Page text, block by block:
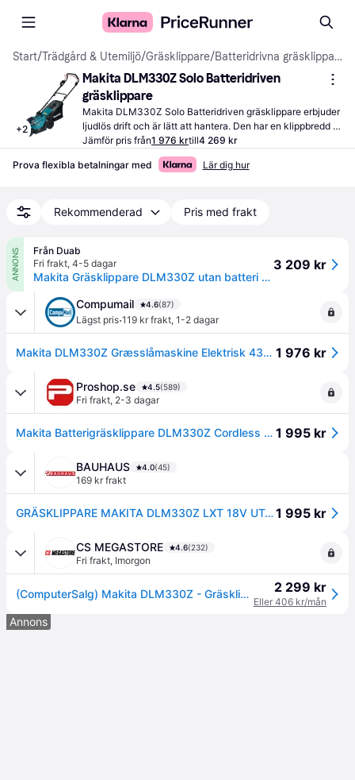
Start/Trädgård & Utemiljö/Gräsklippare/ Batteridrivna gräsklippare
+2
Makita DLM330Z Solo Batteridriven
gräsklippare
Makita DLM330Z Solo Batteridriven gräsklippare erbjuder
ljudlös drift och är lätt att hantera. Den har en klippbredd
på 33 cm och justerbar klipphöjd för olika gräsmattor.
Jämför pris från1 976 krtill4 269 kr
Prova flexibla betalningar med Lär dig hur
Rekommenderad Pris med frakt
ANNONS
Från Duab
Fri frakt, 4-5 dagar
Makita Gräsklippare DLM330Z utan batteri & laddare
3 209 kr
Compumail 4.6(87)
Lägst pris·119 kr frakt, 1-2 dagar
Makita DLM330Z Græsslåmaskine Elektrisk 4300opm 33 cm Skærebredde --> I lager, forväntat leveransdatum hos dig 10-08-2026 1 976 kr
Proshop.se 4.5(589)
Fri frakt, 2-3 dagar
Makita Batterigräsklippare DLM330Z Cordless Lawn Mower 1 995 kr
BAUHAUS 4.0(45)
169 kr frakt
GRÄSKLIPPARE MAKITA DLM330Z LXT 18V UTAN BATTERI1 995 kr
CS MEGASTORE 4.6(232)
Fri frakt, Imorgon
(ComputerSalg) Makita DLM330Z - Gräsklippare - sladdlös - 18 V - inget batteri, ingen laddare - 4300 vpm - 33 cm - 12.5 kg - SOLO 2 299 kr
Eller 406 kr/mån
Annons